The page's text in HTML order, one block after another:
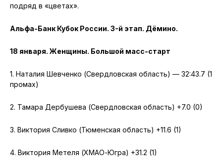
подряд в «цветах».
Альфа-Банк Кубок России. 3-й этап. Дёмино.
18 января. Женщины. Большой масс-старт
1. Наталия Шевченко (Свердловская область) — 32:43.7 (1
промах)
2. Тамара Дербушева (Свердловская область) +7.0 (0)
3. Виктория Сливко (Тюменская область) +11.6 (1)
4. Виктория Метеля (ХМАО-Югра) +31.2 (1)